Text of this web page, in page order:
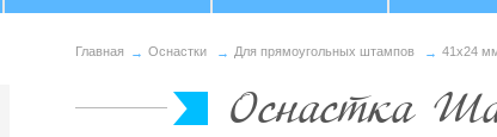
Главная Оснастки Для прямоугольных штампов 41х24
Оснастка